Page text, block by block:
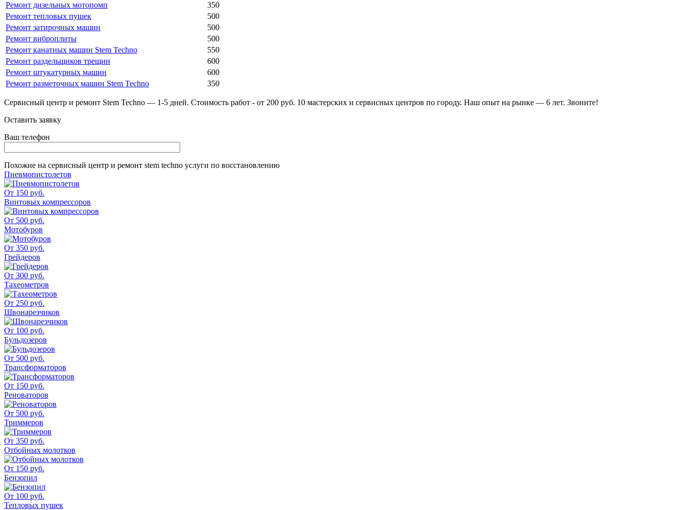
Ремонт дизельных мотопомп
350
Ремонт тепловых пушек
500
Ремонт затирочных машин
500
Ремонт виброплиты
500
Ремонт канатных машин Stem Techno
550
Ремонт раздельщиков трещин
600
Ремонт штукатурных машин
600
Ремонт разметочных машин Stem Techno
350
Сервисный центр и ремонт Stem Techno — 1-5 дней. Стоимость работ - от 200 руб. 10 мастерских и сервисных центров по городу. Наш опыт на рынке — 6 лет. Звоните!
Оставить заявку
Ваш телефон
Похожие на сервисный центр и ремонт stem techno услуги по восстановлению
Пневмопистолетов
От 150 руб.
Винтовых компрессоров
От 500 руб.
Мотобуров
От 350 руб.
Грейдеров
От 300 руб.
Тахеометров
От 250 руб.
Швонарезчиков
От 100 руб.
Бульдозеров
От 500 руб.
Трансформаторов
От 150 руб.
Реноваторов
От 500 руб.
Триммеров
От 350 руб.
Отбойных молотков
От 150 руб.
Бензопил
От 100 руб.
Тепловых пушек